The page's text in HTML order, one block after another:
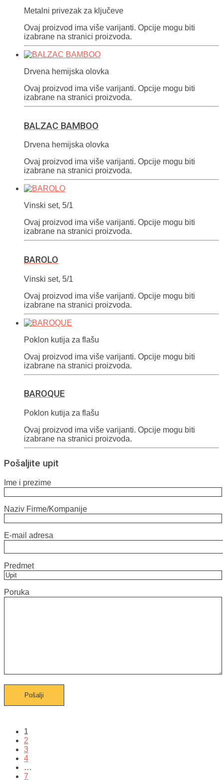
Metalni privezak za ključeve
Ovaj proizvod ima više varijanti. Opcije mogu biti
izabrane na stranici proizvoda.
Drvena hemijska olovka
Ovaj proizvod ima više varijanti. Opcije mogu biti
izabrane na stranici proizvoda.
BALZAC BAMBOO
Drvena hemijska olovka
Ovaj proizvod ima više varijanti. Opcije mogu biti
izabrane na stranici proizvoda.
Vinski set, 5/1
Ovaj proizvod ima više varijanti. Opcije mogu biti
izabrane na stranici proizvoda.
BAROLO
Vinski set, 5/1
Ovaj proizvod ima više varijanti. Opcije mogu biti
izabrane na stranici proizvoda.
Poklon kutija za flašu
Ovaj proizvod ima više varijanti. Opcije mogu biti
izabrane na stranici proizvoda.
BAROQUE
Poklon kutija za flašu
Ovaj proizvod ima više varijanti. Opcije mogu biti
izabrane na stranici proizvoda.
Pošaljite upit
Ime i prezime
Naziv Firme/Kompanije
E-mail adresa
Predmet
Poruka
1
2
3
4
…
7